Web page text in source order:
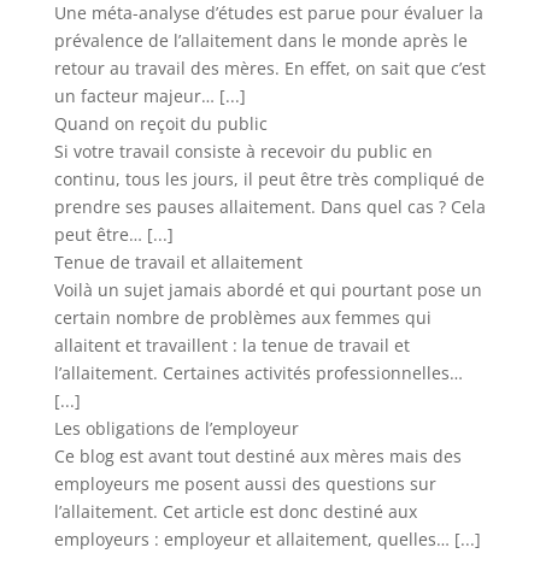
Une méta-analyse d’études est parue pour évaluer la
prévalence de l’allaitement dans le monde après le
retour au travail des mères. En effet, on sait que c’est
un facteur majeur… [...]
Quand on reçoit du public
Si votre travail consiste à recevoir du public en
continu, tous les jours, il peut être très compliqué de
prendre ses pauses allaitement. Dans quel cas ? Cela
peut être… [...]
Tenue de travail et allaitement
Voilà un sujet jamais abordé et qui pourtant pose un
certain nombre de problèmes aux femmes qui
allaitent et travaillent : la tenue de travail et
l’allaitement. Certaines activités professionnelles…
[...]
Les obligations de l’employeur
Ce blog est avant tout destiné aux mères mais des
employeurs me posent aussi des questions sur
l’allaitement. Cet article est donc destiné aux
employeurs : employeur et allaitement, quelles… [...]